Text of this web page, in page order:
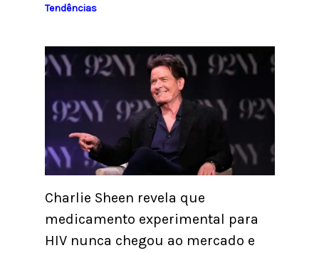
Tendências
Charlie Sheen revela que
medicamento experimental para
HIV nunca chegou ao mercado e